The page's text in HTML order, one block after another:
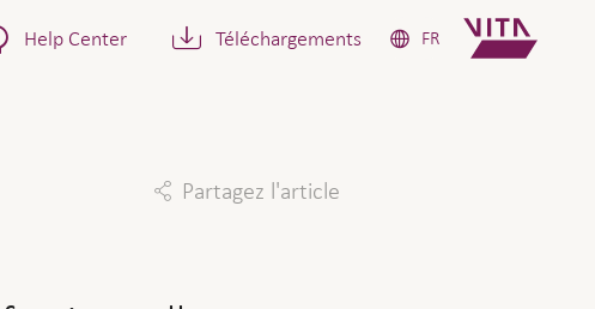
Help Center Téléchargements FR
Partagez l'article